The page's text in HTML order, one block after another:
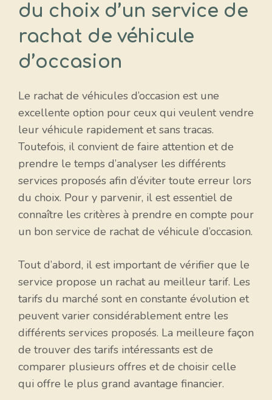
du choix d’un service de
rachat de véhicule
d’occasion
Le rachat de véhicules d’occasion est une
excellente option pour ceux qui veulent vendre
leur véhicule rapidement et sans tracas.
Toutefois, il convient de faire attention et de
prendre le temps d’analyser les différents
services proposés afin d’éviter toute erreur lors
du choix. Pour y parvenir, il est essentiel de
connaître les critères à prendre en compte pour
un bon service de rachat de véhicule d’occasion.
Tout d’abord, il est important de vérifier que le
service propose un rachat au meilleur tarif. Les
tarifs du marché sont en constante évolution et
peuvent varier considérablement entre les
différents services proposés. La meilleure façon
de trouver des tarifs intéressants est de
comparer plusieurs offres et de choisir celle
qui offre le plus grand avantage financier.